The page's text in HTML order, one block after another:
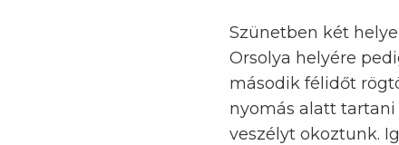
Szünetben két
Orsolya helyére
második félidőt
nyomás alatt tartani
veszélyt okoztunk.